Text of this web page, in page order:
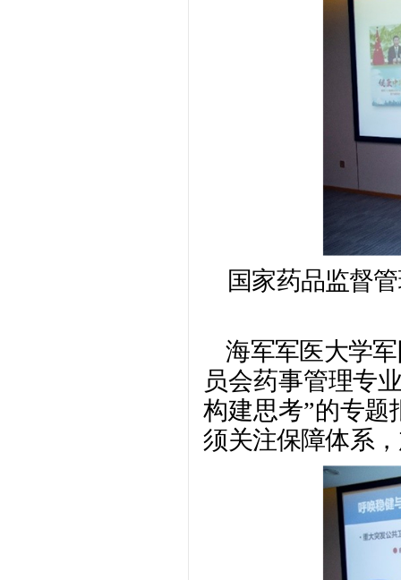
国家药品监督
海军军医大学
员会药事管理专
构建思考”的专题
须关注保障体系